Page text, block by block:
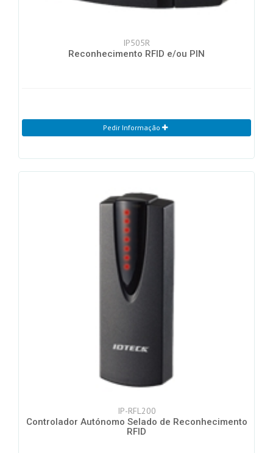
IP505R
Reconhecimento RFID e/ou PIN
Pedir Informação
IP-RFL200
Controlador Autónomo Selado de Reconhecimento
RFID